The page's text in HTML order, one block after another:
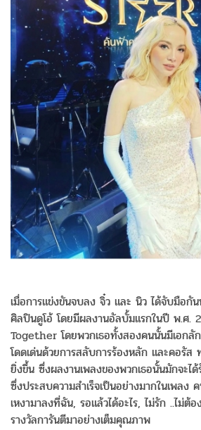
เมื่อการแข่งขันจบลง จิ๋ว และ นิว ได้จับมือกั
ศิลปินดูโอ้ โดยมีผลงานอัลบั้มแรกในปี พ.ศ.
Together โดยพวกเธอทั้งสองคนนั้นมีเอกลั
โดดเด่นด้วยการสลับการร้องหลัก และคอรัส
ยิ่งขึ้น ซึ่งผลงานเพลงของพวกเธอนั้นมักจะ
ซึ่งประสบความสำเร็จเป็นอย่างมากในเพลง
เหงามาลงที่ฉัน, รอแล้วได้อะไร, ไม่รัก ..ไม่ต้
รางวัลการันตีมาอย่างเต็มคุณภาพ